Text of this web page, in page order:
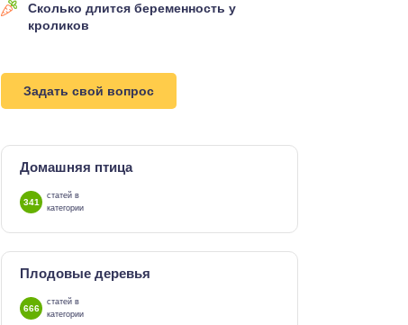
Сколько длится беременность у
кроликов
Задать свой вопрос
Домашняя птица
341
статей в
категории
Плодовые деревья
666
статей в
категории